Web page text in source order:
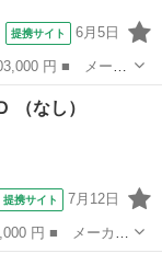
提携サイト 6月5日
名： ハイブリ
ー 全方位 フル
（なし）
提携サイト 7月12日
名： Ｇ ４ＷＤ